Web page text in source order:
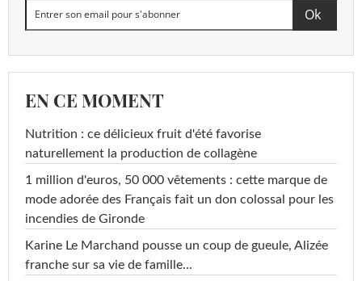
EN CE MOMENT
Nutrition : ce délicieux fruit d'été favorise
naturellement la production de collagène
1 million d'euros, 50 000 vêtements : cette marque de
mode adorée des Français fait un don colossal pour les
incendies de Gironde
Karine Le Marchand pousse un coup de gueule, Alizée
franche sur sa vie de famille...